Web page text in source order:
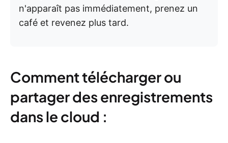
n'apparaît pas immédiatement, prenez un
café et revenez plus tard.
Comment télécharger ou
partager des enregistrements
dans le cloud :